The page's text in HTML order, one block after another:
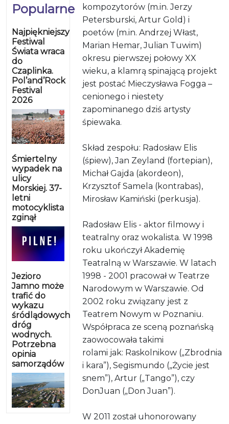
Popularne
Najpiękniejszy
Festiwal
Świata wraca
do
Czaplinka.
Pol’and’Rock
Festival
2026
Śmiertelny
wypadek na
ulicy
Morskiej. 37-
letni
motocyklista
zginął
Jezioro
Jamno może
trafić do
wykazu
śródlądowych
dróg
wodnych.
Potrzebna
opinia
samorządów
kompozytorów (m.in. Jerzy
Petersburski, Artur Gold) i
poetów (m.in. Andrzej Włast,
Marian Hemar, Julian Tuwim)
okresu pierwszej połowy XX
wieku, a klamrą spinającą projekt
jest postać Mieczysława Fogga –
cenionego i niestety
zapominanego dziś artysty
śpiewaka.
Skład zespołu: Radosław Elis
(śpiew), Jan Zeyland (fortepian),
Michał Gajda (akordeon),
Krzysztof Samela (kontrabas),
Mirosław Kamiński (perkusja).
Radosław Elis - aktor filmowy i
teatralny oraz wokalista. W 1998
roku ukończył Akademię
Teatralną w Warszawie. W latach
1998 - 2001 pracował w Teatrze
Narodowym w Warszawie. Od
2002 roku związany jest z
Teatrem Nowym w Poznaniu.
Współpraca ze sceną poznańską
zaowocowała takimi
rolami jak: Raskolnikow („Zbrodnia
i kara”), Segismundo („Życie jest
snem”), Artur („Tango”), czy
DonJuan („Don Juan”).
W 2011 został uhonorowany